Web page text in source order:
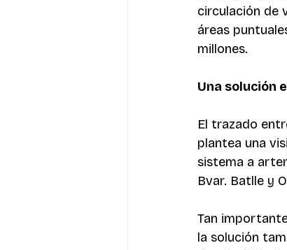
circulación de
áreas
millones.
Una solución
El trazado
plantea una
sistema a
Bvar. Batlle y
Tan
la solución